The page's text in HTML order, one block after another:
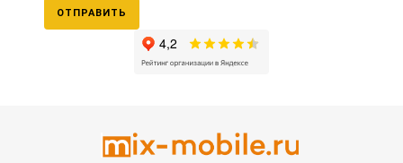
ОТПРАВИТЬ